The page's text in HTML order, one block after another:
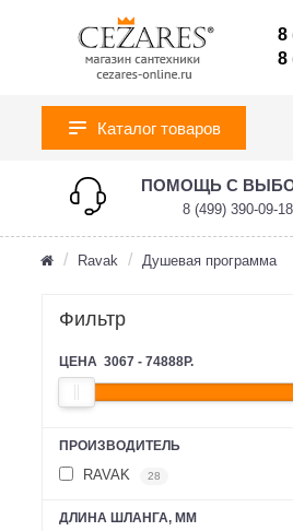
8
8
Каталог товаров
ПОМОЩЬ С
8 (499) 390-09-18
Ravak Душевая программа
Фильтр
ЦЕНА 3067 - 74888Р.
ПРОИЗВОДИТЕЛЬ
RAVAK 28
ДЛИНА ШЛАНГА, ММ